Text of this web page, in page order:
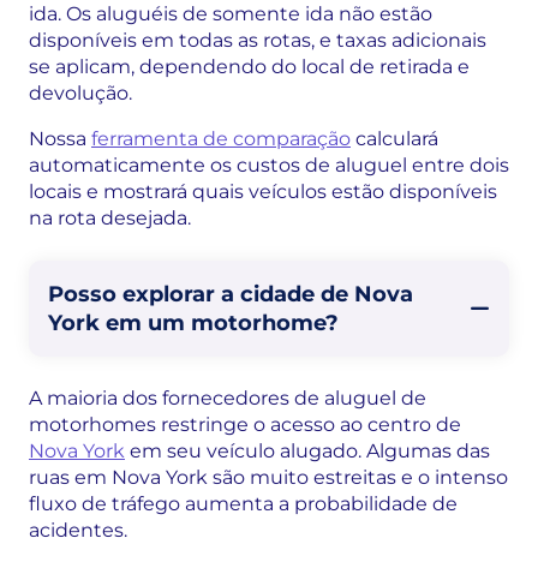
ida. Os aluguéis de somente ida não estão
disponíveis em todas as rotas, e taxas adicionais
se aplicam, dependendo do local de retirada e
devolução.
Nossa ferramenta de comparação calculará
automaticamente os custos de aluguel entre dois
locais e mostrará quais veículos estão disponíveis
na rota desejada.
Posso explorar a cidade de Nova
York em um motorhome?
A maioria dos fornecedores de aluguel de
motorhomes restringe o acesso ao centro de
Nova York em seu veículo alugado. Algumas das
ruas em Nova York são muito estreitas e o intenso
fluxo de tráfego aumenta a probabilidade de
acidentes.